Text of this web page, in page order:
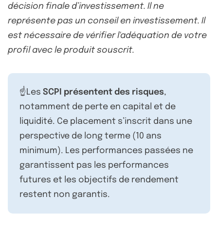
décision finale d’investissement. Il ne
représente pas un conseil en investissement. Il
est nécessaire de vérifier l'adéquation de votre
profil avec le produit souscrit.
☝️Les SCPI présentent des risques,
notamment de perte en capital et de
liquidité. Ce placement s’inscrit dans une
perspective de long terme (10 ans
minimum). Les performances passées ne
garantissent pas les performances
futures et les objectifs de rendement
restent non garantis.